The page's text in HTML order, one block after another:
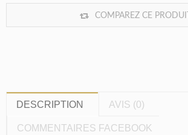
COMPAREZ CE PRODUIT
DESCRIPTION AVIS (0)
COMMENTAIRES FACEBOOK